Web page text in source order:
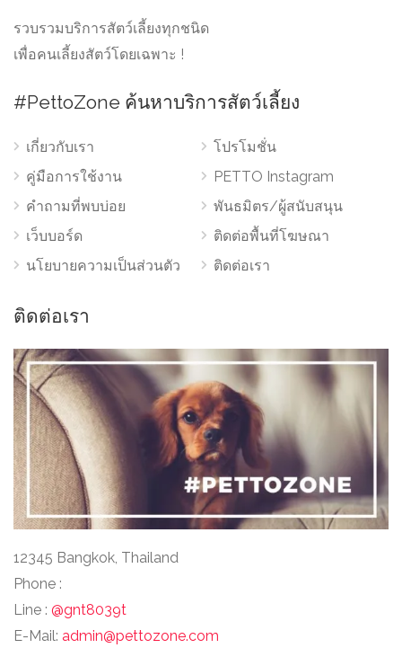
รวบรวมบริการสัตว์เลี้ยงทุกชนิด
เพื่อคนเลี้ยงสัตว์โดยเฉพาะ !
#PettoZone ค้นหาบริการสัตว์เลี้ยง
เกี่ยวกับเรา
คู่มือการใช้งาน
คำถามที่พบบ่อย
เว็บบอร์ด
นโยบายความเป็นส่วนตัว
โปรโมชั่น
PETTO Instagram
พันธมิตร/ผู้สนับสนุน
ติดต่อพื้นที่โฆษณา
ติดต่อเรา
ติดต่อเรา
12345 Bangkok, Thailand
Phone :
Line : @gnt8039t
E-Mail: admin@pettozone.com